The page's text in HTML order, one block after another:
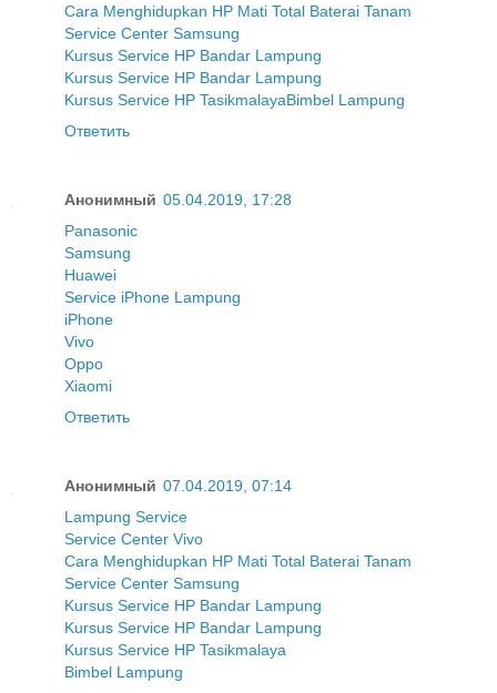
Cara Menghidupkan HP Mati Total Baterai Tanam
Service Center Samsung
Kursus Service HP Bandar Lampung
Kursus Service HP Bandar Lampung
Kursus Service HP TasikmalayaBimbel Lampung
Ответить
Анонимный 05.04.2019, 17:28
Panasonic
Samsung
Huawei
Service iPhone Lampung
iPhone
Vivo
Oppo
Xiaomi
Ответить
Анонимный 07.04.2019, 07:14
Lampung Service
Service Center Vivo
Cara Menghidupkan HP Mati Total Baterai Tanam
Service Center Samsung
Kursus Service HP Bandar Lampung
Kursus Service HP Bandar Lampung
Kursus Service HP Tasikmalaya
Bimbel Lampung